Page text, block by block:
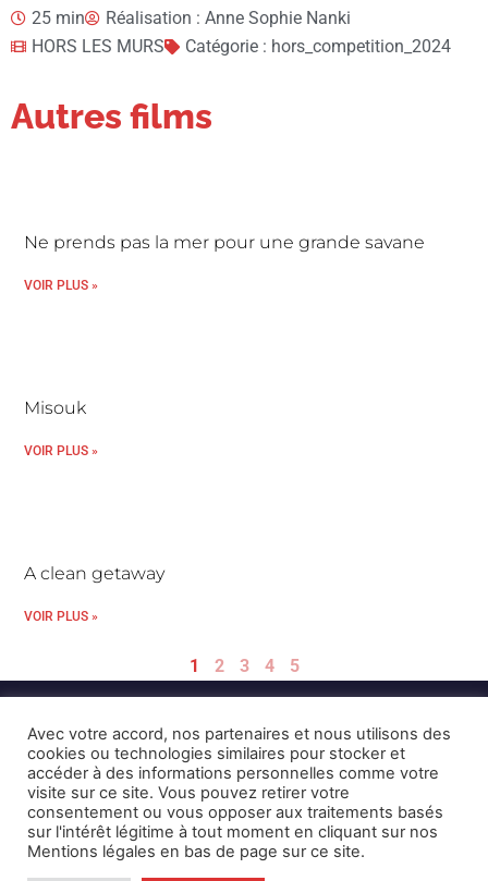
25 min
Réalisation : Anne Sophie Nanki
HORS LES MURS
Catégorie : hors_competition_2024
Autres films
Ne prends pas la mer pour une grande savane
VOIR PLUS »
Misouk
VOIR PLUS »
A clean getaway
VOIR PLUS »
1 2 3 4 5
Mentions Légales et CGU Crédits
© 2026 © Karulynk
Avec votre accord, nos partenaires et nous utilisons des
cookies ou technologies similaires pour stocker et
accéder à des informations personnelles comme votre
visite sur ce site. Vous pouvez retirer votre
consentement ou vous opposer aux traitements basés
sur l'intérêt légitime à tout moment en cliquant sur nos
Mentions légales en bas de page sur ce site.